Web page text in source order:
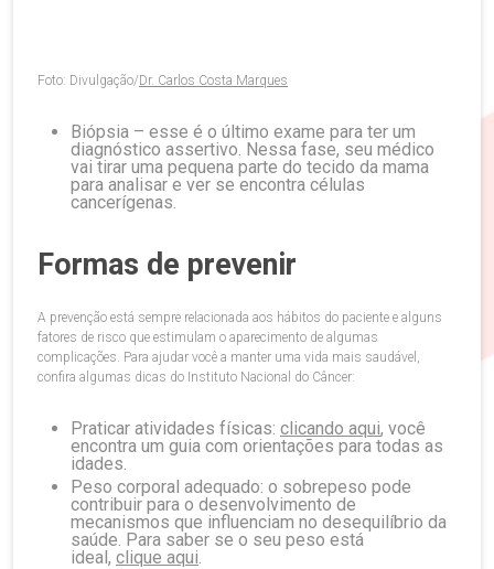
Foto: Divulgação/Dr. Carlos Costa Marques
Biópsia – esse é o último exame para ter um
diagnóstico assertivo. Nessa fase, seu médico
vai tirar uma pequena parte do tecido da mama
para analisar e ver se encontra células
cancerígenas.
Formas de prevenir
A prevenção está sempre relacionada aos hábitos do paciente e alguns
fatores de risco que estimulam o aparecimento de algumas
complicações. Para ajudar você a manter uma vida mais saudável,
confira algumas dicas do Instituto Nacional do Câncer:
Praticar atividades físicas: clicando aqui, você
encontra um guia com orientações para todas as
idades.
Peso corporal adequado: o sobrepeso pode
contribuir para o desenvolvimento de
mecanismos que influenciam no desequilíbrio da
saúde. Para saber se o seu peso está
ideal, clique aqui.